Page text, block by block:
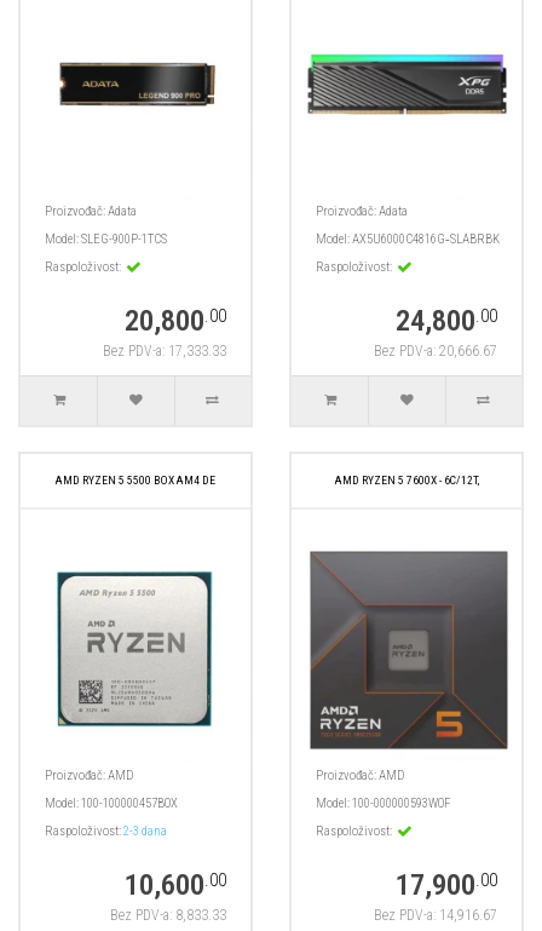
Proizvođač:Adata
Model:SLEG-900P-1TCS
Raspoloživost:
20,800.00
Bez PDV-a: 17,333.33
Proizvođač:Adata
Model:AX5U6000C4816G‑SLABRBK
Raspoloživost:
24,800.00
Bez PDV-a: 20,666.67
AMD RYZEN 5 5500 BOX AM4 DE
Proizvođač:AMD
Model:100-100000457BOX
Raspoloživost:2-3 dana
10,600.00
Bez PDV-a: 8,833.33
AMD RYZEN 5 7600X - 6C/12T,
Proizvođač:AMD
Model:100-000000593WOF
Raspoloživost:
17,900.00
Bez PDV-a: 14,916.67